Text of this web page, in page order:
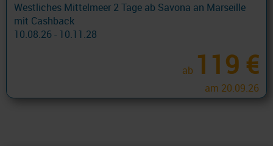
Westliches Mittelmeer 2 Tage ab Savona an Marseille
mit Cashback
10.08.26 - 10.11.28
ab 119 €
am 20.09.26